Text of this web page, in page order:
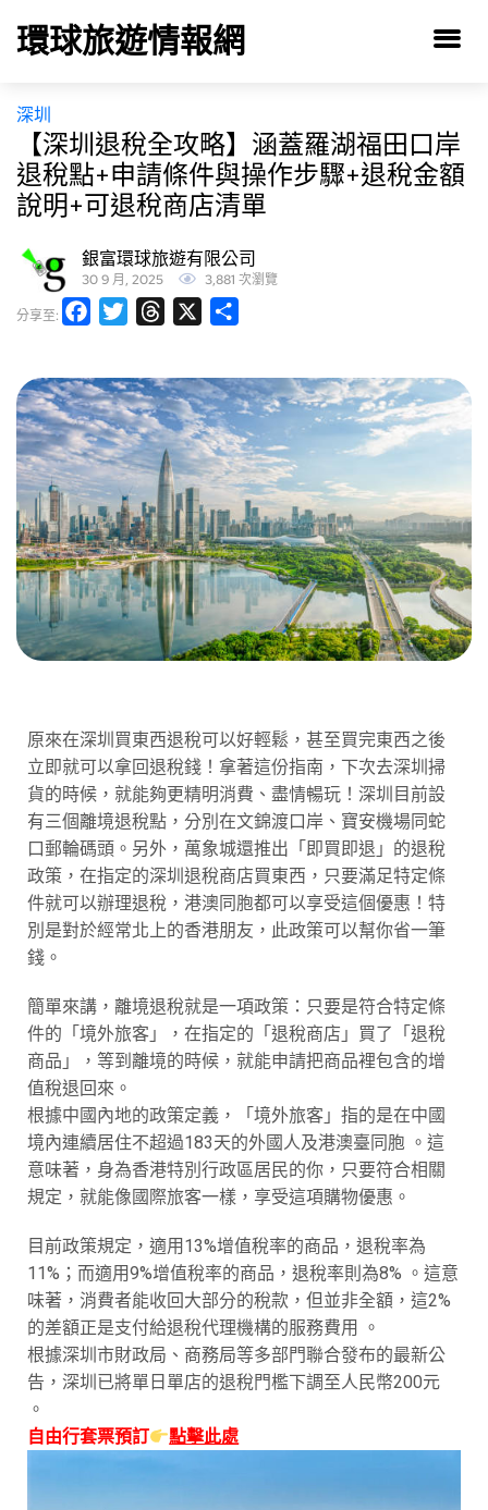
環球旅遊情報網
深圳
【深圳退稅全攻略】涵蓋羅湖福田口岸
退稅點+申請條件與操作步驟+退稅金額
說明+可退稅商店清單
銀富環球旅遊有限公司
30 9 月, 2025 3,881 次瀏覽
分享至: FacebookTwitterThreads
原來在深圳買東西退稅可以好輕鬆，甚至買完東西之後
立即就可以拿回退稅錢！拿著這份指南，下次去深圳掃
貨的時候，就能夠更精明消費、盡情暢玩！深圳目前設
有三個離境退稅點，分別在文錦渡口岸、寶安機場同蛇
口郵輪碼頭。另外，萬象城還推出「即買即退」的退稅
政策，在指定的深圳退稅商店買東西，只要滿足特定條
件就可以辦理退稅，港澳同胞都可以享受這個優惠！特
別是對於經常北上的香港朋友，此政策可以幫你省一筆
錢。
簡單來講，離境退稅就是一項政策：只要是符合特定條
件的「境外旅客」，在指定的「退稅商店」買了「退稅
商品」，等到離境的時候，就能申請把商品裡包含的增
值稅退回來。
根據中國內地的政策定義，「境外旅客」指的是在中國
境內連續居住不超過183天的外國人及港澳臺同胞 。這
意味著，身為香港特別行政區居民的你，只要符合相關
規定，就能像國際旅客一樣，享受這項購物優惠。
目前政策規定，適用13%增值稅率的商品，退稅率為
11%；而適用9%增值稅率的商品，退稅率則為8% 。這意
味著，消費者能收回大部分的稅款，但並非全額，這2%
的差額正是支付給退稅代理機構的服務費用 。
根據深圳市財政局、商務局等多部門聯合發布的最新公
告，深圳已將單日單店的退稅門檻下調至人民幣200元
。
自由行套票預訂
點擊此處